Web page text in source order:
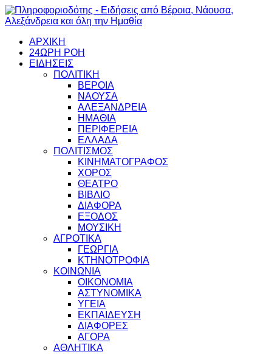
ΑΡΧΙΚΗ
24ΩΡΗ ΡΟΗ
ΕΙΔΗΣΕΙΣ
ΠΟΛΙΤΙΚΗ
ΒΕΡΟΙΑ
ΝΑΟΥΣΑ
ΑΛΕΞΑΝΔΡΕΙΑ
ΗΜΑΘΙΑ
ΠΕΡΙΦΕΡΕΙΑ
ΕΛΛΑΔΑ
ΠΟΛΙΤΙΣΜΟΣ
ΚΙΝΗΜΑΤΟΓΡΑΦΟΣ
ΧΟΡΟΣ
ΘΕΑΤΡΟ
ΒΙΒΛΙΟ
ΔΙΑΦΟΡΑ
ΕΞΟΔΟΣ
ΜΟΥΣΙΚΗ
ΑΓΡΟΤΙΚΑ
ΓΕΩΡΓΙΑ
ΚΤΗΝΟΤΡΟΦΙΑ
ΚΟΙΝΩΝΙΑ
ΟΙΚΟΝΟΜΙΑ
ΑΣΤΥΝΟΜΙΚΑ
ΥΓΕΙΑ
ΕΚΠΑΙΔΕΥΣΗ
ΔΙΑΦΟΡΕΣ
ΑΓΟΡΑ
ΑΘΛΗΤΙΚΑ